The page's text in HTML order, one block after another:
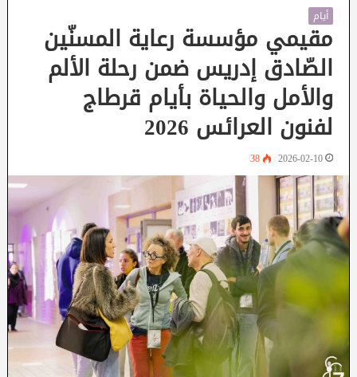
أيام
مقيمي مؤسسة رعاية المسنّين
الصّادق إدريس ضمن رحلة الألم
والأمل والحياة بأيام قرطاج
لفنون العرائس 2026
2026-02-10
38